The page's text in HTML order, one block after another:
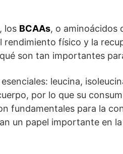
los BCAAs, o aminoácidos
físico y la
son tan importantes
leucina,
por lo que su
fundamentales para la
un papel importante en